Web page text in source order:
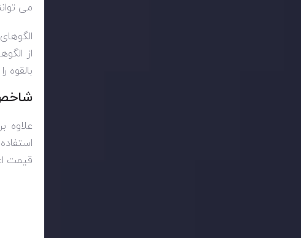
می
از
بالقوه
علاوه
قیمت